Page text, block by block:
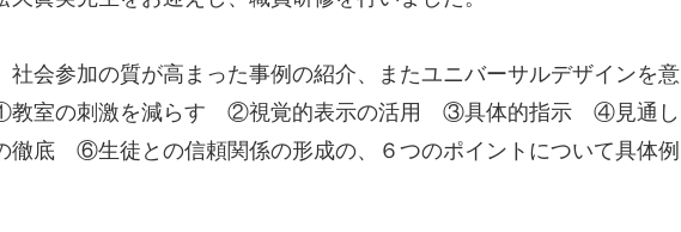
社会参加の質が高まった事例の紹介、またユニバーサルデザインを意
①教室の刺激を減らす ②視覚的表示の活用 ③具体的指示 ④見通し
底 ⑥生徒との信頼関係の形成の、６つのポイントについて具体例